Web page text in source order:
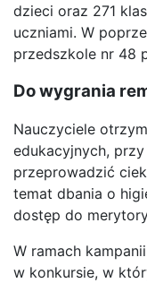
dzieci oraz 271
uczniami. W
przedszkole nr 48
Do wygrania
Nauczyciele
edukacyjnych,
przeprowadzić
temat dbania o
dostęp do
W ramach
w konkursie, w